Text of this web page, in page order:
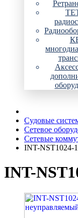
Судовые
Сетевое
Сетевые
INT-NST1024-
INT-